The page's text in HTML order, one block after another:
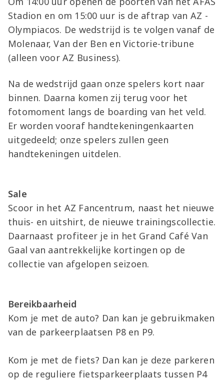
Stadion en om 15:00 uur is de aftrap van AZ -
Olympiacos. De wedstrijd is te volgen vanaf de
Molenaar, Van der Ben en Victorie-tribune
(alleen voor AZ Business).
Na de wedstrijd gaan onze spelers kort naar
binnen. Daarna komen zij terug voor het
fotomoment langs de boarding van het veld.
Er worden vooraf handtekeningenkaarten
uitgedeeld; onze spelers zullen geen
handtekeningen uitdelen.
Sale
Scoor in het AZ Fancentrum, naast het nieuwe
thuis- en uitshirt, de nieuwe trainingscollectie.
Daarnaast profiteer je in het Grand Café Van
Gaal van aantrekkelijke kortingen op de
collectie van afgelopen seizoen.
Bereikbaarheid
Kom je met de auto? Dan kan je gebruikmaken
van de parkeerplaatsen P8 en P9.
Kom je met de fiets? Dan kan je deze parkeren
op de reguliere fietsparkeerplaats tussen P4